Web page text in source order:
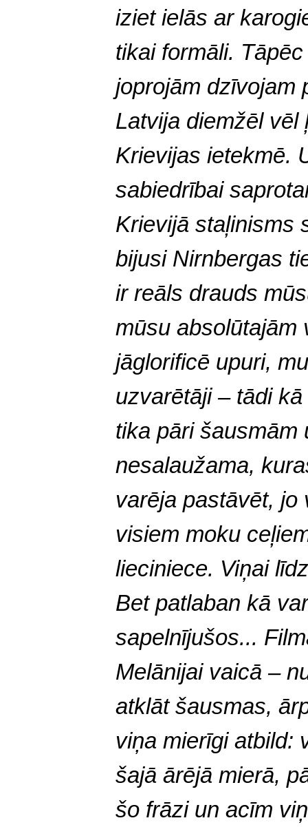
iziet ielās ar
tikai formāli.
joprojām dzīvojam
Latvija diemžēl vēl
Krievijas ietekmē.
sabiedrībai
Krievijā staļinisms
bijusi Nirnbergas
ir reāls drauds
mūsu absolūtajām
jāglorificē upuri,
uzvarētāji – tādi
tika pāri šausmām
nesalaužama,
varēja pastāvēt, jo
visiem moku
lieciniece. Viņai
Bet patlaban kā
sapelnījušos...
Melānijai vaicā –
atklāt šausmas,
viņa mierīgi atbild:
šajā ārējā mierā,
šo frāzi un acīm